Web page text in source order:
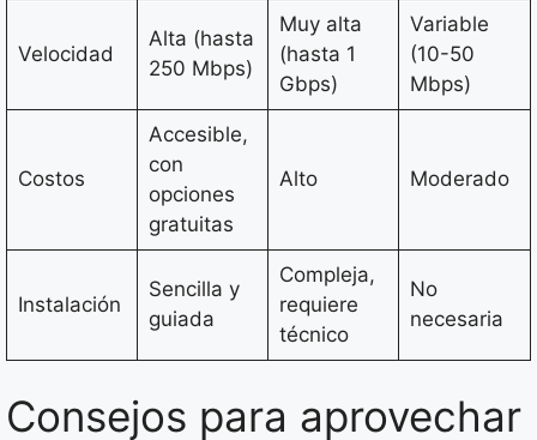
Velocidad
Alta (hasta
250 Mbps)
Muy alta
(hasta 1
Gbps)
Variable
(10-50
Mbps)
Costos
Accesible,
con
opciones
gratuitas
Alto Moderado
Instalación
Sencilla y
guiada
Compleja,
requiere
técnico
No
necesaria
Consejos para aprovechar